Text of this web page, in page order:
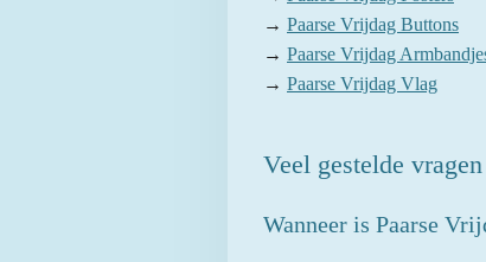
→ Paarse Vrijdag Buttons
→ Paarse Vrijdag
→ Paarse Vrijdag Vlag
Veel gestelde vragen
Wanneer is Paarse